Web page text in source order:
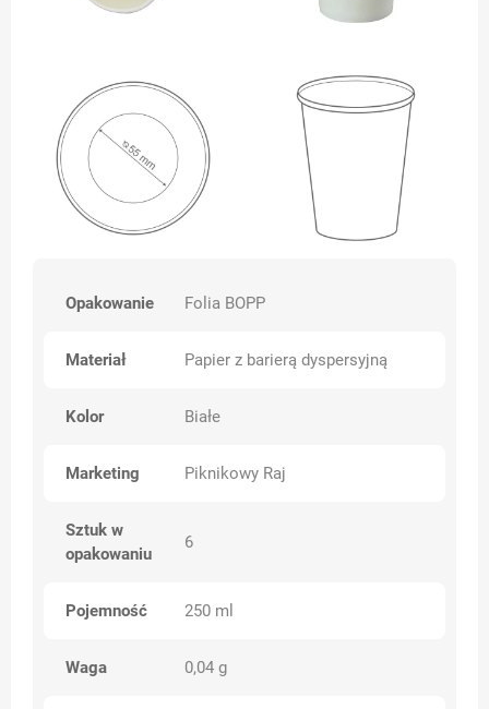
Opakowanie Folia BOPP
Materiał Papier z barierą dyspersyjną
Kolor Białe
Marketing Piknikowy Raj
Sztuk w
opakowaniu
6
Pojemność 250 ml
Waga 0,04 g